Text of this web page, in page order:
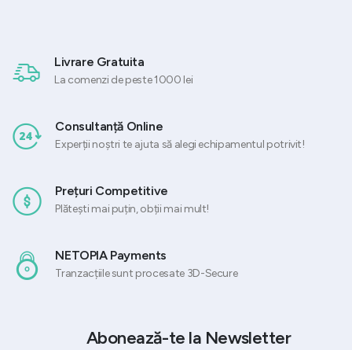
Livrare Gratuita
La comenzi de peste 1000 lei
Consultanță Online
Experții noștri te ajuta să alegi echipamentul potrivit!
Prețuri Competitive
Plătești mai puțin, obții mai mult!
NETOPIA Payments
Tranzacțiile sunt procesate 3D-Secure
Abonează-te la Newsletter